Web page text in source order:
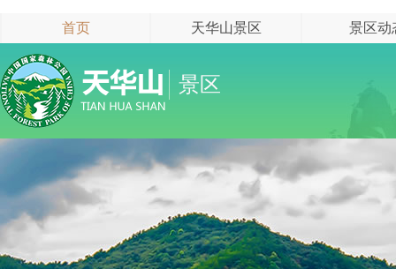
首页 天华山景区 景区动
景区